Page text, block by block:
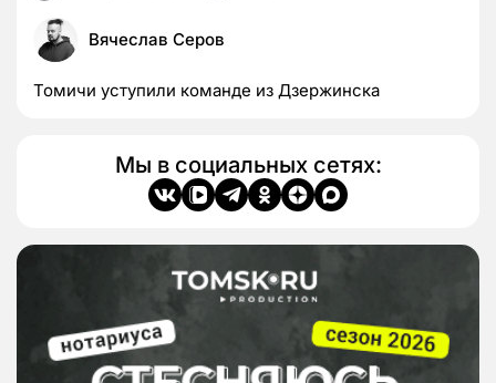
Вячеслав Серов
Томичи уступили команде из Дзержинска
Мы в социальных сетях: